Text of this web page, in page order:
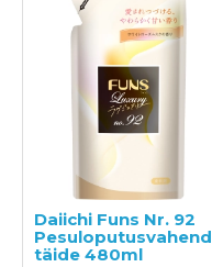
Daiichi Funs Nr. 92
Pesuloputusvahend
täide 480ml